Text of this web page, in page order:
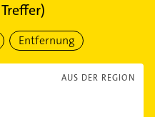
Treffer)
Entfernung
AUS DER REGION